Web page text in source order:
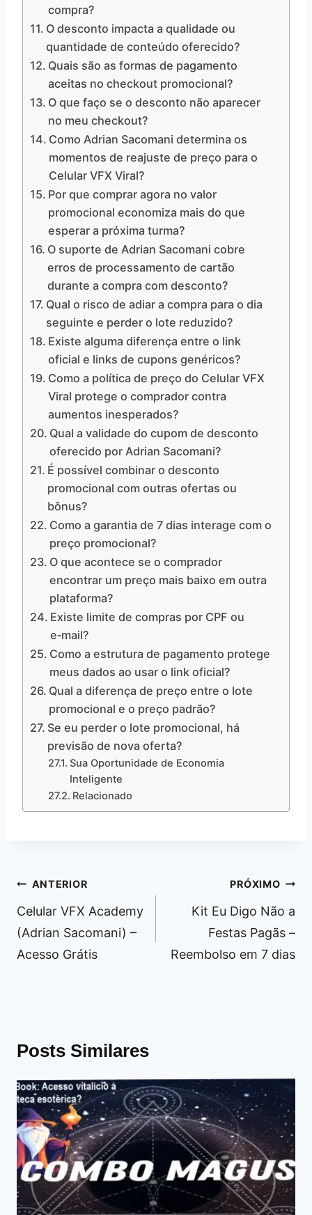
compra?
O desconto impacta a qualidade ou
quantidade de conteúdo oferecido?
Quais são as formas de pagamento
aceitas no checkout promocional?
O que faço se o desconto não aparecer
no meu checkout?
Como Adrian Sacomani determina os
momentos de reajuste de preço para o
Celular VFX Viral?
Por que comprar agora no valor
promocional economiza mais do que
esperar a próxima turma?
O suporte de Adrian Sacomani cobre
erros de processamento de cartão
durante a compra com desconto?
Qual o risco de adiar a compra para o dia
seguinte e perder o lote reduzido?
Existe alguma diferença entre o link
oficial e links de cupons genéricos?
Como a política de preço do Celular VFX
Viral protege o comprador contra
aumentos inesperados?
Qual a validade do cupom de desconto
oferecido por Adrian Sacomani?
É possível combinar o desconto
promocional com outras ofertas ou
bônus?
Como a garantia de 7 dias interage com o
preço promocional?
O que acontece se o comprador
encontrar um preço mais baixo em outra
plataforma?
Existe limite de compras por CPF ou
e‑mail?
Como a estrutura de pagamento protege
meus dados ao usar o link oficial?
Qual a diferença de preço entre o lote
promocional e o preço padrão?
Se eu perder o lote promocional, há
previsão de nova oferta?
Sua Oportunidade de Economia
Inteligente
Relacionado
Navegação
de
Post
ANTERIOR
Celular VFX Academy
(Adrian Sacomani) –
Acesso Grátis
PRÓXIMO
Kit Eu Digo Não a
Festas Pagãs –
Reembolso em 7 dias
Posts Similares